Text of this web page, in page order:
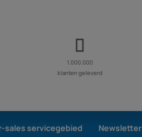
1.000.000
klanten geleverd
sales servicegebied Newsletter